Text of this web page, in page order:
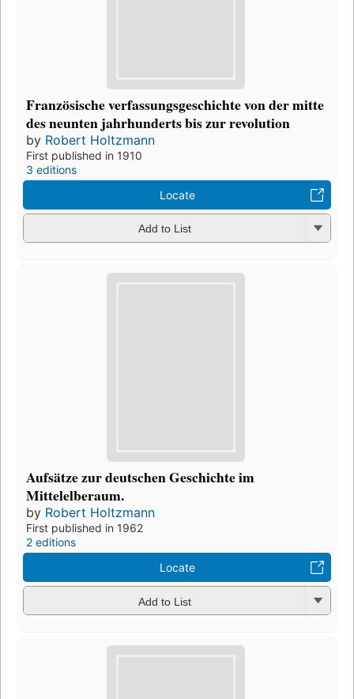
Französische verfassungsgeschichte von der mitte
des neunten jahrhunderts bis zur revolution
by Robert Holtzmann
First published in 1910
3 editions
Locate
Add to List
Aufsätze zur deutschen Geschichte im
Mittelelberaum.
by Robert Holtzmann
First published in 1962
2 editions
Locate
Add to List